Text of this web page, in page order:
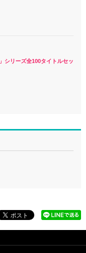
シリーズ全100タイトルセッ